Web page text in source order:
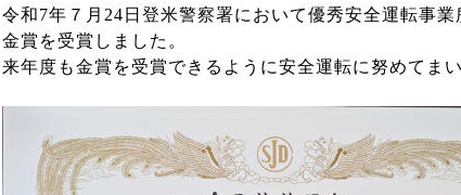
令和7年７月24日登米警察署において優秀安全運転事業
金賞を受賞しました。
来年度も金賞を受賞できるように安全運転に努めてまい